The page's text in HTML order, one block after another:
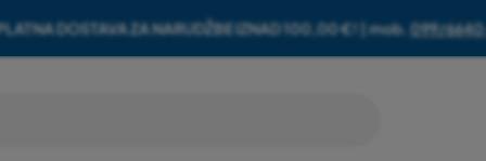
DOSTAVA ZA NARUDŽBE IZNAD 100,00 €! | mob. 099/